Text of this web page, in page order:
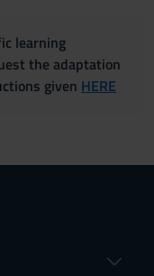
learning
the adaptation
given HERE